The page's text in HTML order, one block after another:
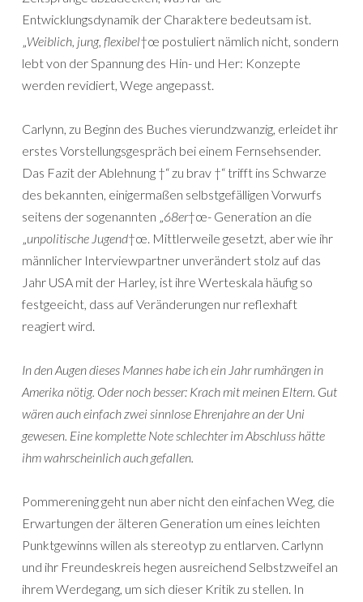
Entwicklungsdynamik der Charaktere bedeutsam ist.
„Weiblich, jung, flexibel†œ postuliert nämlich nicht, sondern
lebt von der Spannung des Hin- und Her: Konzepte
werden revidiert, Wege angepasst.
Carlynn, zu Beginn des Buches vierundzwanzig, erleidet ihr
erstes Vorstellungsgespräch bei einem Fernsehsender.
Das Fazit der Ablehnung †“ zu brav †“ trifft ins Schwarze
des bekannten, einigermaßen selbstgefälligen Vorwurfs
seitens der sogenannten „68er†œ- Generation an die
„unpolitische Jugend†œ. Mittlerweile gesetzt, aber wie ihr
männlicher Interviewpartner unverändert stolz auf das
Jahr USA mit der Harley, ist ihre Werteskala häufig so
festgeeicht, dass auf Veränderungen nur reflexhaft
reagiert wird.
In den Augen dieses Mannes habe ich ein Jahr rumhängen in
Amerika nötig. Oder noch besser: Krach mit meinen Eltern. Gut
wären auch einfach zwei sinnlose Ehrenjahre an der Uni
gewesen. Eine komplette Note schlechter im Abschluss hätte
ihm wahrscheinlich auch gefallen.
Pommerening geht nun aber nicht den einfachen Weg, die
Erwartungen der älteren Generation um eines leichten
Punktgewinns willen als stereotyp zu entlarven. Carlynn
und ihr Freundeskreis hegen ausreichend Selbstzweifel an
ihrem Werdegang, um sich dieser Kritik zu stellen. In